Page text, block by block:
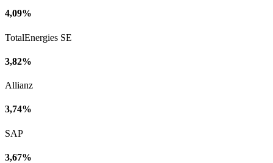
4,09%
TotalEnergies SE
3,82%
Allianz
3,74%
SAP
3,67%